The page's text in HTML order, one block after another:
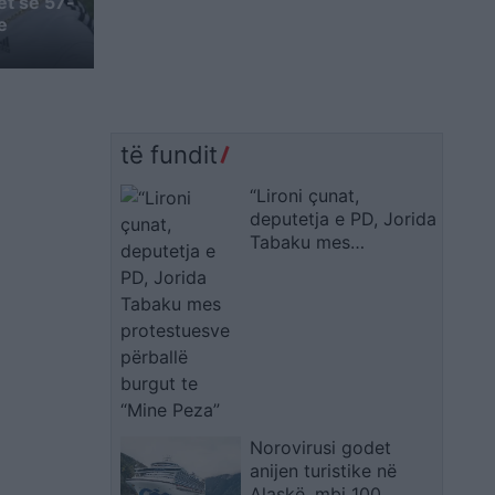
të fundit
“Lironi çunat,
deputetja e PD, Jorida
Tabaku mes
Norovirusi godet
anijen turistike në